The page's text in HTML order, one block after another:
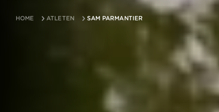
HOME ATLETEN SAM PARMANTIER